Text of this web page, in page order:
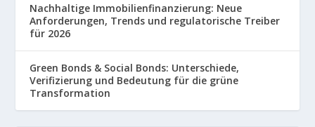
Nachhaltige Immobilienfinanzierung: Neue
Anforderungen, Trends und regulatorische Treiber
für 2026
Green Bonds & Social Bonds: Unterschiede,
Verifizierung und Bedeutung für die grüne
Transformation